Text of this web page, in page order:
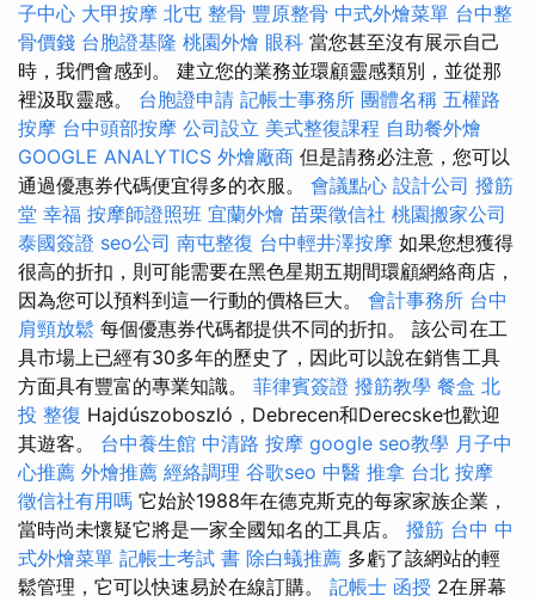
子中心 大甲按摩 北屯 整骨 豐原整骨 中式外燴菜單 台中整
骨價錢 台胞證基隆 桃園外燴 眼科 當您甚至沒有展示自己
時，我們會感到。 建立您的業務並環顧靈感類別，並從那
裡汲取靈感。 台胞證申請 記帳士事務所 團體名稱 五權路
按摩 台中頭部按摩 公司設立 美式整復課程 自助餐外燴
GOOGLE ANALYTICS 外燴廠商 但是請務必注意，您可以
通過優惠券代碼便宜得多的衣服。 會議點心 設計公司 撥筋
堂 幸福 按摩師證照班 宜蘭外燴 苗栗徵信社 桃園搬家公司
泰國簽證 seo公司 南屯整復 台中輕井澤按摩 如果您想獲得
很高的折扣，則可能需要在黑色星期五期間環顧網絡商店，
因為您可以預料到這一行動的價格巨大。 會計事務所 台中
肩頸放鬆 每個優惠券代碼都提供不同的折扣。 該公司在工
具市場上已經有30多年的歷史了，因此可以說在銷售工具
方面具有豐富的專業知識。 菲律賓簽證 撥筋教學 餐盒 北
投 整復 Hajdúszoboszló，Debrecen和Derecske也歡迎
其遊客。 台中養生館 中清路 按摩 google seo教學 月子中
心推薦 外燴推薦 經絡調理 谷歌seo 中醫 推拿 台北 按摩
徵信社有用嗎 它始於1988年在德克斯克的每家家族企業，
當時尚未懷疑它將是一家全國知名的工具店。 撥筋 台中 中
式外燴菜單 記帳士考試 書 除白蟻推薦 多虧了該網站的輕
鬆管理，它可以快速易於在線訂購。 記帳士 函授 2在屏幕